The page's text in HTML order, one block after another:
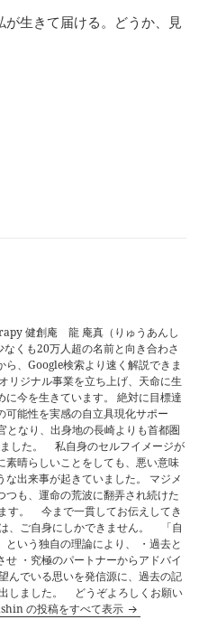
生きて届ける。どうか、見
健創庵 龍 庵真（りゅうあんし
くも20万人超の名前と向き合わさ
ら、Google検索より速く解説できま
リジナル事業を立ち上げ、天命に生
に今を生きています。 絶対に目標達
可能性を実感の自立具現化サポー
なり、出身地の長崎よりも首都圏
した。 私自身のセルフイメージが
素晴らしいことをしても、悪い意味
な出来事が起きていました。 マジメ
つも、運命の荒波に翻弄され続けた
す。 今まで一貫してお伝えしてき
、ご自身にしかできません。 「自
という独自の理論により、 ・過去と
せ ・究極のパートナーからアドバイ
んでいる思いを発信源に、過去の記
しました。 どうぞよろしくお願い
の投稿をすべて表示